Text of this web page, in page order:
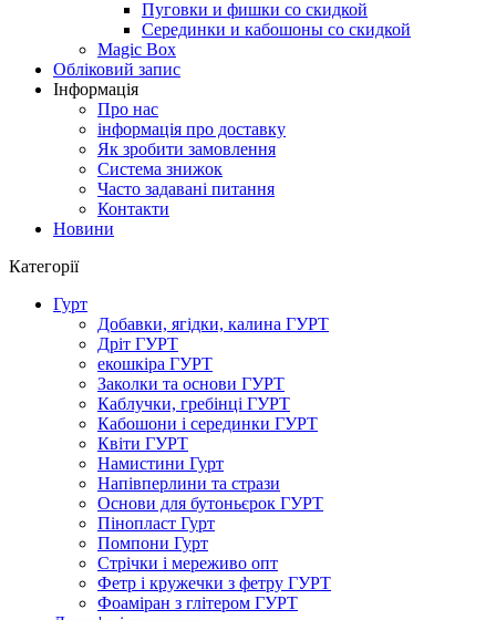
Пуговки и фишки со скидкой
Серединки и кабошоны со скидкой
Magic Box
Обліковий запис
Інформація
Про нас
інформація про доставку
Як зробити замовлення
Система знижок
Часто задавані питання
Контакти
Новини
Категорії
Гурт
Добавки, ягідки, калина ГУРТ
Дріт ГУРТ
екошкіра ГУРТ
Заколки та основи ГУРТ
Каблучки, гребінці ГУРТ
Кабошони і серединки ГУРТ
Квіти ГУРТ
Намистини Гурт
Напівперлини та стрази
Основи для бутоньєрок ГУРТ
Пінопласт Гурт
Помпони Гурт
Стрічки і мереживо опт
Фетр і кружечки з фетру ГУРТ
Фоаміран з глітером ГУРТ